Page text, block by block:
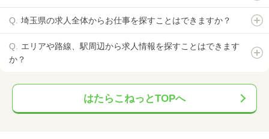
埼玉県の求人全体からお仕事を探すことはできますか？
エリアや路線、駅周辺から求人情報を探すことはできます
か？
はたらこねっとTOPへ